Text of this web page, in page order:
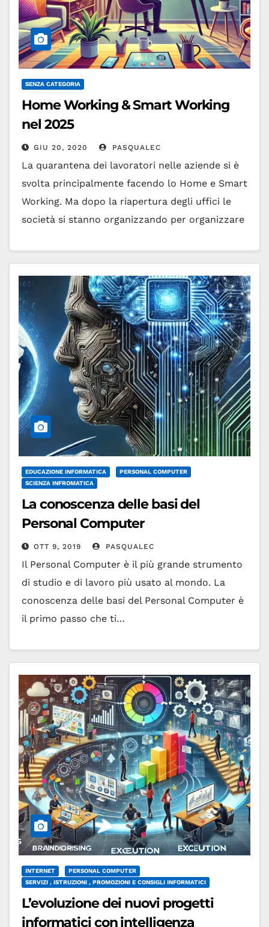
SENZA CATEGORIA
Home Working & Smart Working
nel 2025
GIU 20, 2020 PASQUALEC
La quarantena dei lavoratori nelle aziende si è
svolta principalmente facendo lo Home e Smart
Working. Ma dopo la riapertura degli uffici le
società si stanno organizzando per organizzare
Leggi tutto
EDUCAZIONE INFORMATICA
PERSONAL COMPUTER
SCIENZA INFROMATICA
La conoscenza delle basi del
Personal Computer
OTT 9, 2019 PASQUALEC
Il Personal Computer è il più grande strumento
di studio e di lavoro più usato al mondo. La
conoscenza delle basi del Personal Computer è
il primo passo che ti…
INTERNET
PERSONAL COMPUTER
SERVIZI , ISTRUZIONI , PROMOZIONI E CONSIGLI INFORMATICI
L’evoluzione dei nuovi progetti
informatici con intelligenza